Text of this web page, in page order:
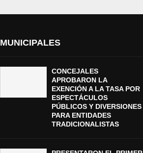
MUNICIPALES
CONCEJALES
APROBARON LA
EXENCIÓN A LA TASA POR
ESPECTÁCULOS
PÚBLICOS Y DIVERSIONES
PARA ENTIDADES
TRADICIONALISTAS